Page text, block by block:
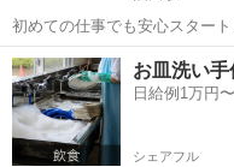
初めての仕事でも安心スター
ワーク◎ ＼株式会社ジャパンクリエイトの強み／ 【製造・物流に特化
した圧倒的な専門性】 ジャパ
した派遣・請負サービスを展...
山形 酒田駅 工場
お皿洗い
日給例1万円
シェアフル